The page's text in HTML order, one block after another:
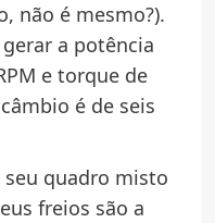
não é mesmo?).
a potência
e torque de
é de seis
quadro misto
freios são a